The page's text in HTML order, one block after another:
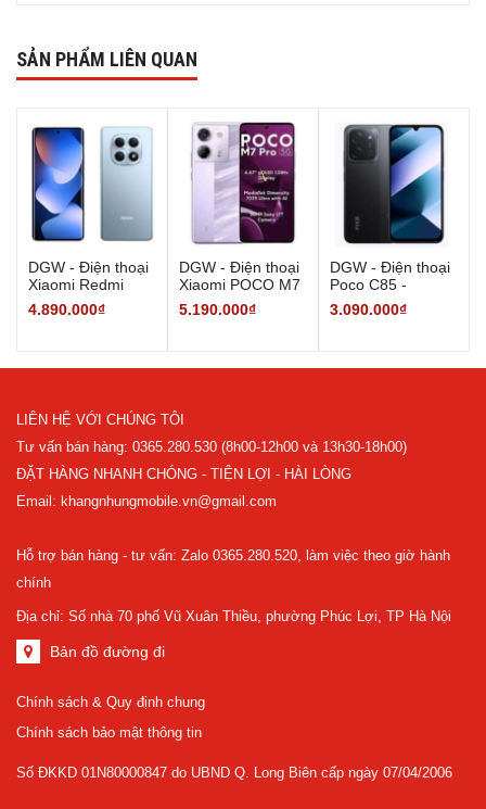
SẢN PHẨM LIÊN QUAN
DGW - Điện thoại
Xiaomi Redmi
Note 15 -
6GB/128GB -
4.890.000₫
DGW - Điện thoại
Xiaomi POCO M7
Pro 5G - 8/256GB
- Hàng Chính
5.190.000₫
DGW - Điện thoại
Poco C85 -
6/128GB - Hàng
Chính Hãng
3.090.000₫
LIÊN HỆ VỚI CHÚNG TÔI
Tư vấn bán hàng: 0365.280.530 (8h00-12h00 và 13h30-18h00)
ĐẶT HÀNG NHANH CHÓNG - TIỆN LỢI - HÀI LÒNG
Email: khangnhungmobile.vn@gmail.com
Hỗ trợ bán hàng - tư vấn: Zalo 0365.280.520, làm việc theo giờ hành
chính
Địa chỉ: Số nhà 70 phố Vũ Xuân Thiều, phường Phúc Lợi, TP Hà Nội
Bản đồ đường đi
Chính sách & Quy định chung
Chính sách bảo mật thông tin
Số ĐKKD 01N80000847 do UBND Q. Long Biên cấp ngày 07/04/2006